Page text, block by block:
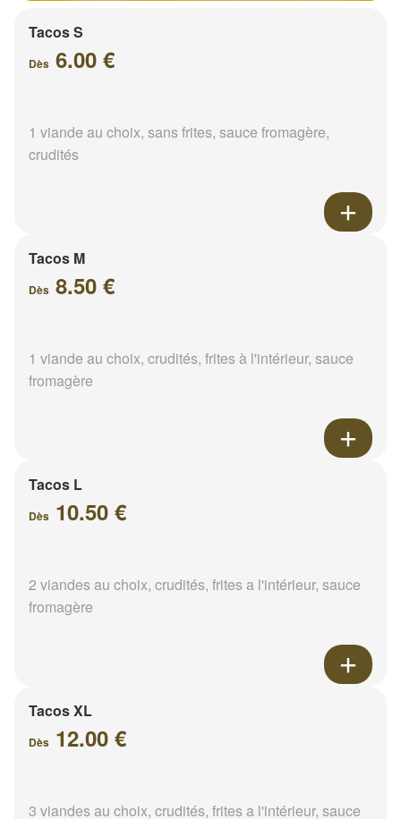
Tacos S
Dès 6.00 €
1 viande au choix, sans frites, sauce fromagère,
crudités
Tacos M
Dès 8.50 €
1 viande au choix, crudités, frites à l'intérieur, sauce
fromagère
Tacos L
Dès 10.50 €
2 viandes au choix, crudités, frites a l'intérieur, sauce
fromagère
Tacos XL
Dès 12.00 €
3 viandes au choix, crudités, frites a l'intérieur, sauce